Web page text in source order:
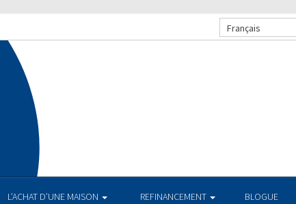
Français
L’ACHAT D’UNE MAISON REFINANCEMENT BLOGUE